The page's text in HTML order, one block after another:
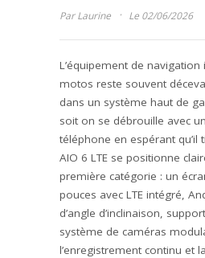
ParLaurine · Le 02/06/2026
L’équipement de navigation
motos reste souvent
dans un système haut de
soit on se débrouille avec
téléphone en espérant qu’il
AIO 6 LTE se positionne
première catégorie : un
pouces avec LTE intégré,
d’angle d’inclinaison,
système de caméras
l’enregistrement continu et